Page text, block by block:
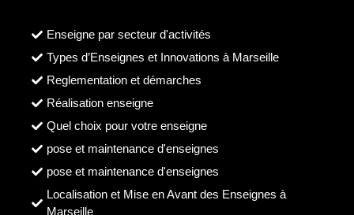
Enseigne par secteur d'activités
Types d’Enseignes et Innovations à Marseille
Reglementation et démarches
Réalisation enseigne
Quel choix pour votre enseigne
pose et maintenance d'enseignes
pose et maintenance d'enseignes
Localisation et Mise en Avant des Enseignes à
Marseille